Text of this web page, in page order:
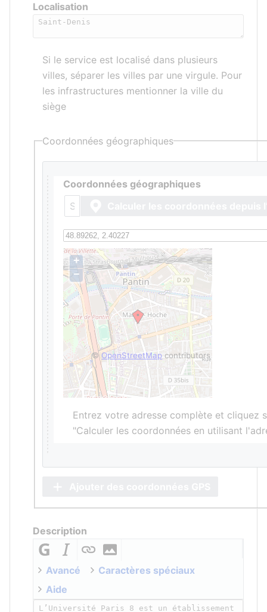
Localisation
Si le service est localisé dans plusieurs
villes, séparer les villes par une virgule. Pour
les infrastructures mentionner la ville du
siège
Coordonnées géographiques
Coordonnées géographiques
+
−
©OpenStreetMap contributors
Entrez votre adresse complète et cliquez
"Calculer les coordonnées en utilisant
Description
Avancé
Caractères spéciaux
Aide